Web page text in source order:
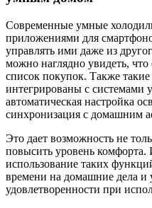
Современные умные
приложениями для
управлять ими даже из
можно наглядно увидеть, что
список покупок. Также
интегрированы с
автоматическая настройка
синхронизация с домашним
Это дает возможность не
повысить уровень комфорта.
использование таких
времени на домашние дела и
удовлетворенности при